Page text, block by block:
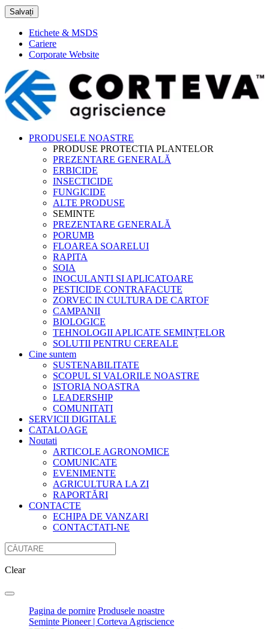
Salvați
Etichete & MSDS
Cariere
Corporate Website
PRODUSELE NOASTRE
PRODUSE PROTECTIA PLANTELOR
PREZENTARE GENERALĂ
ERBICIDE
INSECTICIDE
FUNGICIDE
ALTE PRODUSE
SEMINTE
PREZENTARE GENERALĂ
PORUMB
FLOAREA SOARELUI
RAPITA
SOIA
INOCULANTI SI APLICATOARE
PESTICIDE CONTRAFACUTE
ZORVEC IN CULTURA DE CARTOF
CAMPANII
BIOLOGICE
TEHNOLOGII APLICATE SEMINȚELOR
SOLUTII PENTRU CEREALE
Cine suntem
SUSTENABILITATE
SCOPUL SI VALORILE NOASTRE
ISTORIA NOASTRA
LEADERSHIP
COMUNITATI
SERVICII DIGITALE
CATALOAGE
Noutati
ARTICOLE AGRONOMICE
COMUNICATE
EVENIMENTE
AGRICULTURA LA ZI
RAPORTĂRI
CONTACTE
ECHIPA DE VANZARI
CONTACTATI-NE
Clear
Pagina de pornire Produsele noastre
Seminte Pioneer | Corteva Agriscience